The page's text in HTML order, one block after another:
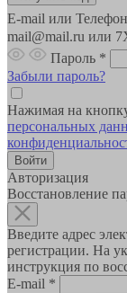
E-mail или Телефон
mail@mail.ru или
Пароль *
Забыли пароль?
Нажимая на
персональных
Авторизация
Восстановление
Введите адрес
регистрации. На
инструкция по
E-mail *